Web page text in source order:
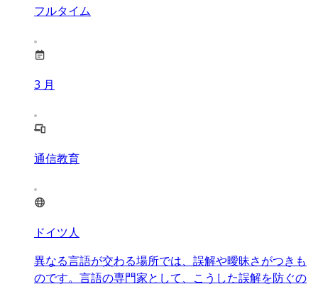
フルタイム
3 月
通信教育
ドイツ人
異なる言語が交わる場所では、誤解や曖昧さがつきも
のです。言語の専門家として、こうした誤解を防ぐの